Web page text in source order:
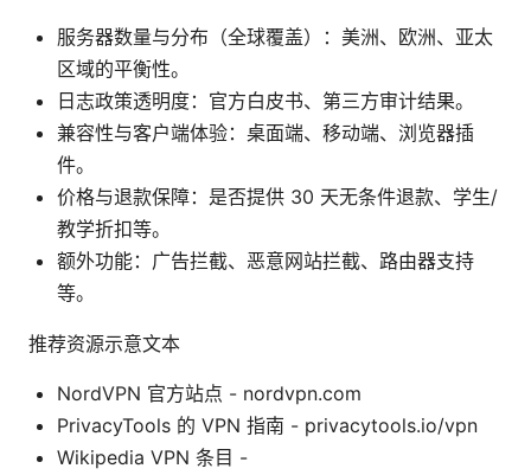
服务器数量与分布（全球覆盖）：美洲、欧洲、亚太
区域的平衡性。
日志政策透明度：官方白皮书、第三方审计结果。
兼容性与客户端体验：桌面端、移动端、浏览器插
件。
价格与退款保障：是否提供 30 天无条件退款、学生/
教学折扣等。
额外功能：广告拦截、恶意网站拦截、路由器支持
等。
推荐资源示意文本
NordVPN 官方站点 - nordvpn.com
PrivacyTools 的 VPN 指南 - privacytools.io/vpn
Wikipedia VPN 条目 -